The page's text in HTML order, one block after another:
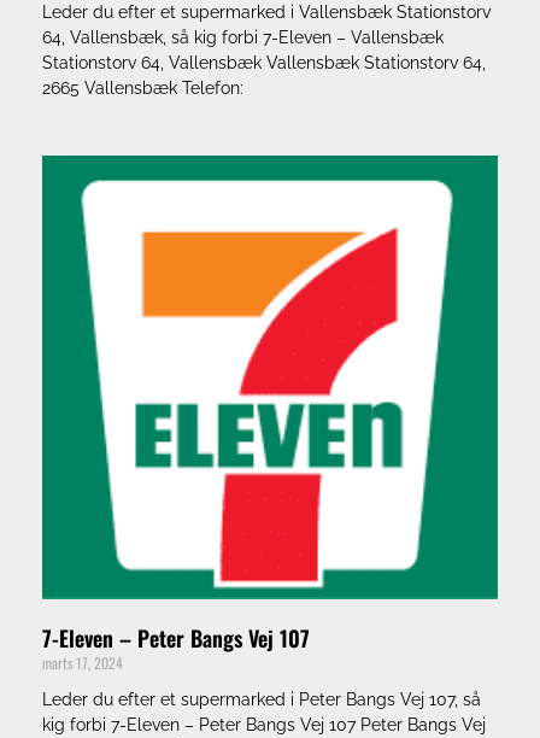
Leder du efter et supermarked i Vallensbæk Stationstorv
64, Vallensbæk, så kig forbi 7-Eleven – Vallensbæk
Stationstorv 64, Vallensbæk Vallensbæk Stationstorv 64,
2665 Vallensbæk Telefon:
7-Eleven – Peter Bangs Vej 107
marts 17, 2024
Leder du efter et supermarked i Peter Bangs Vej 107, så
kig forbi 7-Eleven – Peter Bangs Vej 107 Peter Bangs Vej